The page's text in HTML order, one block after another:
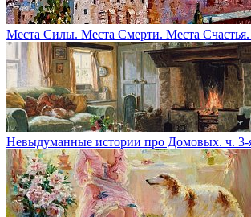
Места Силы. Места Смерти. Места
Невыдуманные истории про Домовых. ч. 3-